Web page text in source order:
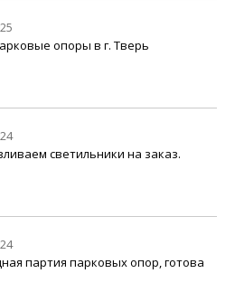
опоры в г. Тверь
светильники на заказ.
партия парковых опор, готова